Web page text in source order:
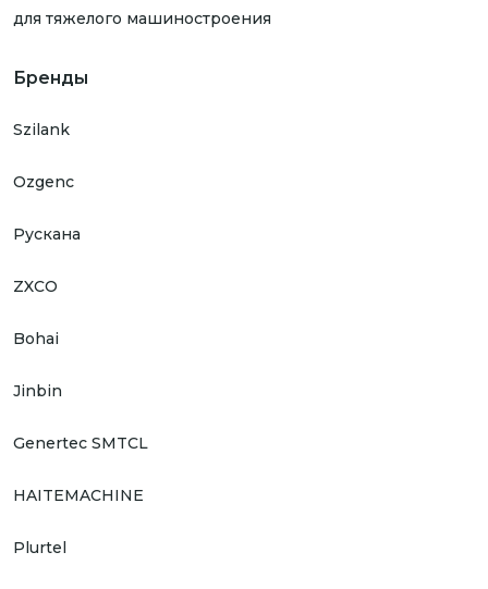
для тяжелого машиностроения
Бренды
Szilank
Ozgenc
Рускана
ZXCO
Bohai
Jinbin
Genertec SMTCL
HAITEMACHINE
Plurtel